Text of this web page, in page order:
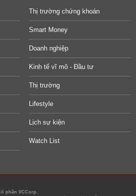
Thị trường chứng khoán
Smart Money
Doanh nghiệp
Kinh tế vĩ mô - Đầu tư
Thị trường
Lifestyle
Lịch sự kiện
Watch List
phần VCCorp.